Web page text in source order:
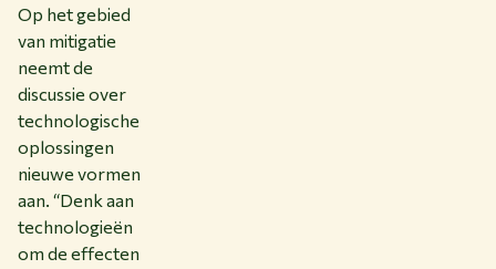
Op het gebied
van mitigatie
neemt de
discussie over
technologische
oplossingen
nieuwe vormen
aan. “Denk aan
technologieën
om de effecten